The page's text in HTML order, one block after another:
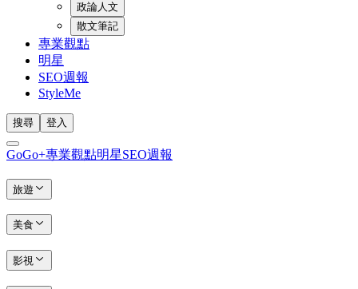
政論人文
散文筆記
專業觀點
明星
SEO週報
StyleMe
搜尋 登入
GoGo+專業觀點明星SEO週報
旅遊
美食
影視